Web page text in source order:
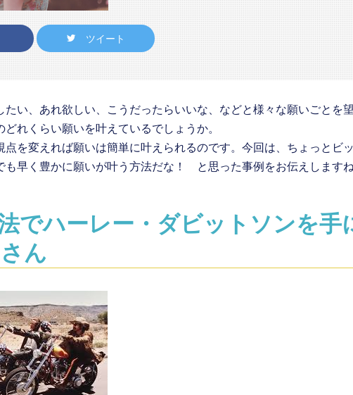
ツイート
たい、あれ欲しい、こうだったらいいな、などと様々な願いごとを
れくらい願いを叶えているでしょうか。
点を変えれば願いは簡単に叶えられるのです。今回は、ちょっとビ
も早く豊かに願いが叶う方法だな！ と思った事例をお伝えしますね
でハーレー・ダビットソンを手
ん